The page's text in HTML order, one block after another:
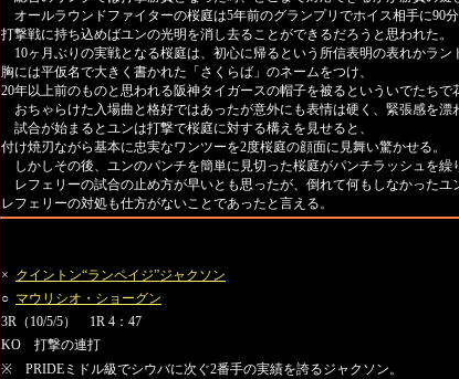
オールラウンドファイターの桜庭は5年前のグランプリでホイス相手に90分
打撃戦に持ち込めばユンの光明を消し去ることができるだろうと思われた。
10ヶ月ぶりの実戦となる桜庭は、初心に帰るという所信表明の表れかラン
胸には平仮名で大きく書かれた「さくらば」のネームをつけ、
20年以上前のものと思われる阪神タイガースの帽子を被るといういでたちで
おちゃらけた入場曲と格好ではあったが意外にも表情は硬く、緊張感を漂
試合が始まるとユンは打撃で桜庭に対する構えを見せると、
付け焼刃ながら基本に忠実なワンツーを2度桜庭の顔面に見舞い驚かせる。
しかしその後、ユンのパンチを簡単に見切った桜庭がパンチラッシュを
レフェリーの試合の止め方が早いとも思ったが、倒れて何もしなかったユ
レフェリーの対処も仕方がないことであったと言える。
× クイントン“ランペイジ”ジャクソン
○ マウリシオ・ショーグン
3R（10/5/5） 1R 4：47
KO 打撃の連打
※ PRIDEミドル級でシウバに次ぐ2番手の実績を誇るジャクソン。